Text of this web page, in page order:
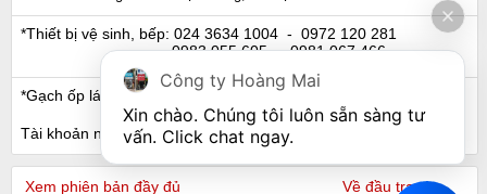
*Thiết bị vệ sinh, bếp: 024 3634 1004 - 0972 120 281
0983 055 605- 0981 067 466
*Gạch ốp lát, Ngói: 024 3632 0280 - 0911 441 066
Tài khoản ngân hàng
Xem phiên bản đầy đủ Về đầu trang
Công ty Hoàng Mai
Xin chào. Chúng tôi luôn sẵn sàng tư
vấn. Click chat ngay.